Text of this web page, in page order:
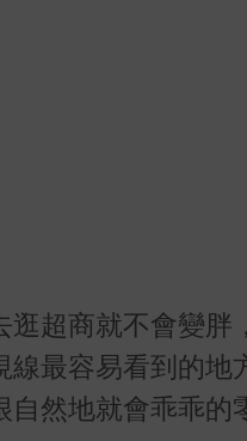
逛超商就不會變
線最容易看到的
然地就會乖乖的